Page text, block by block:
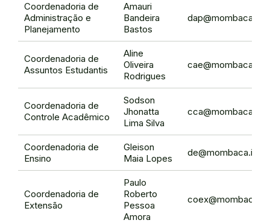
Coordenadoria de
Administração e
Planejamento
Amauri
Bandeira
Bastos
Coordenadoria de
Assuntos Estudantis
Aline
Oliveira
Rodrigues
Coordenadoria de
Controle Acadêmico
Sodson
Jhonatta
Lima Silva
Coordenadoria de
Ensino
Gleison
Maia Lopes
Coordenadoria de
Extensão
Paulo
Roberto
Pessoa
Amora